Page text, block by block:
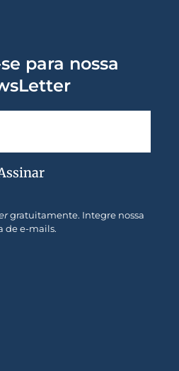
para nossa
gratuitamente. Integre nossa
de e-mails.